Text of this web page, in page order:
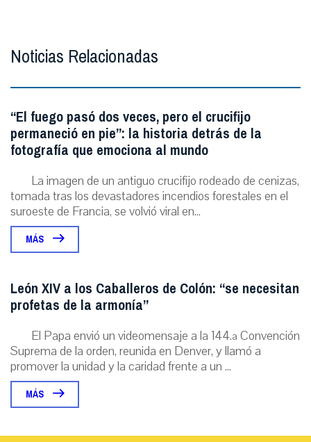
Noticias Relacionadas
“El fuego pasó dos veces, pero el crucifijo
permaneció en pie”: la historia detrás de la
fotografía que emociona al mundo
La imagen de un antiguo crucifijo rodeado de cenizas,
tomada tras los devastadores incendios forestales en el
suroeste de Francia, se volvió viral en...
MÁS
León XIV a los Caballeros de Colón: “se necesitan
profetas de la armonía”
El Papa envió un videomensaje a la 144.ª Convención
Suprema de la orden, reunida en Denver, y llamó a
promover la unidad y la caridad frente a un ...
MÁS